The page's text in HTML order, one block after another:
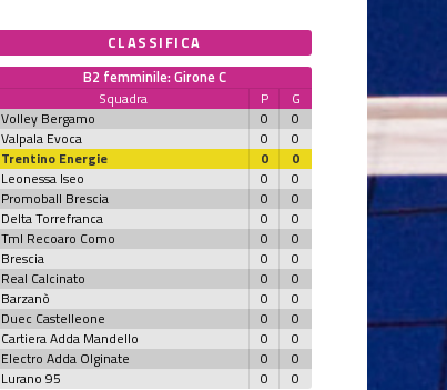
CLASSIFICA
B2 femminile: Girone C
Squadra P
G
Volley Bergamo
0
0
Valpala Evoca
0
0
Trentino Energie
0
0
Leonessa Iseo
0
0
Promoball Brescia
0
0
Delta Torrefranca
0
0
Tml Recoaro Como
0
0
Brescia
0
0
Real Calcinato
0
0
Barzanò
0
0
Duec Castelleone
0
0
Cartiera Adda Mandello
0
0
Electro Adda Olginate
0
0
Lurano 95
0 0